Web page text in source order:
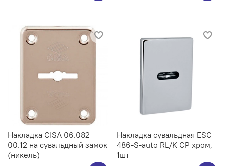
Накладка CISA 06.082
00.12 на сувальдный замок
(никель)
Накладка сувальдная ESC
486-S-auto RL/K CP хром,
1шт